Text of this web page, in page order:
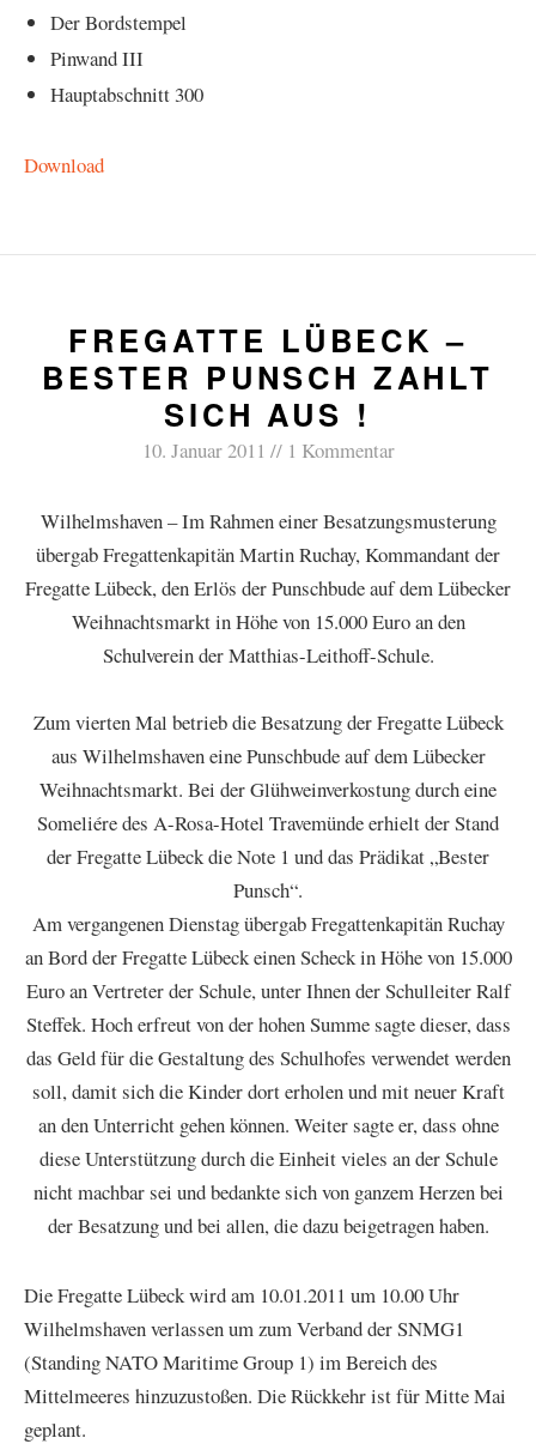
Der Bordstempel
Pinwand III
Hauptabschnitt 300
Download
FREGATTE LÜBECK –
BESTER PUNSCH ZAHLT
SICH AUS !
10. Januar 2011 1 Kommentar
Wilhelmshaven – Im Rahmen einer Besatzungsmusterung
übergab Fregattenkapitän Martin Ruchay, Kommandant der
Fregatte Lübeck, den Erlös der Punschbude auf dem Lübecker
Weihnachtsmarkt in Höhe von 15.000 Euro an den
Schulverein der Matthias-Leithoff-Schule.
Zum vierten Mal betrieb die Besatzung der Fregatte Lübeck
aus Wilhelmshaven eine Punschbude auf dem Lübecker
Weihnachtsmarkt. Bei der Glühweinverkostung durch eine
Someliére des A-Rosa-Hotel Travemünde erhielt der Stand
der Fregatte Lübeck die Note 1 und das Prädikat „Bester
Punsch“.
Am vergangenen Dienstag übergab Fregattenkapitän Ruchay
an Bord der Fregatte Lübeck einen Scheck in Höhe von 15.000
Euro an Vertreter der Schule, unter Ihnen der Schulleiter Ralf
Steffek. Hoch erfreut von der hohen Summe sagte dieser, dass
das Geld für die Gestaltung des Schulhofes verwendet werden
soll, damit sich die Kinder dort erholen und mit neuer Kraft
an den Unterricht gehen können. Weiter sagte er, dass ohne
diese Unterstützung durch die Einheit vieles an der Schule
nicht machbar sei und bedankte sich von ganzem Herzen bei
der Besatzung und bei allen, die dazu beigetragen haben.
Die Fregatte Lübeck wird am 10.01.2011 um 10.00 Uhr
Wilhelmshaven verlassen um zum Verband der SNMG1
(Standing NATO Maritime Group 1) im Bereich des
Mittelmeeres hinzuzustoßen. Die Rückkehr ist für Mitte Mai
geplant.